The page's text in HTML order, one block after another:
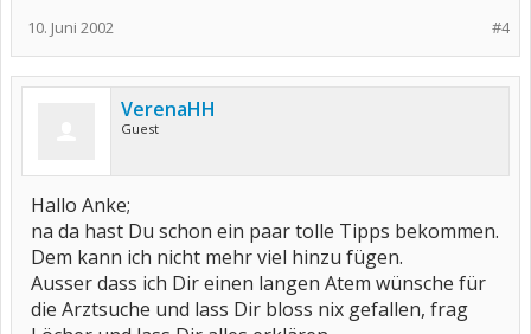
#4
10. Juni 2002
VerenaHH
Guest
Hallo Anke;
na da hast Du schon ein paar tolle Tipps bekommen.
Dem kann ich nicht mehr viel hinzu fügen.
Ausser dass ich Dir einen langen Atem wünsche für
die Arztsuche und lass Dir bloss nix gefallen, frag